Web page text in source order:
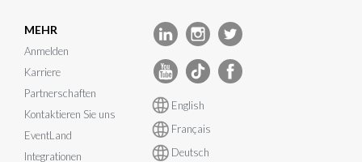
MEHR
Anmelden
Karriere
Partnerschaften
Kontaktieren Sie uns
EventLand
Integrationen
English
Français
Deutsch